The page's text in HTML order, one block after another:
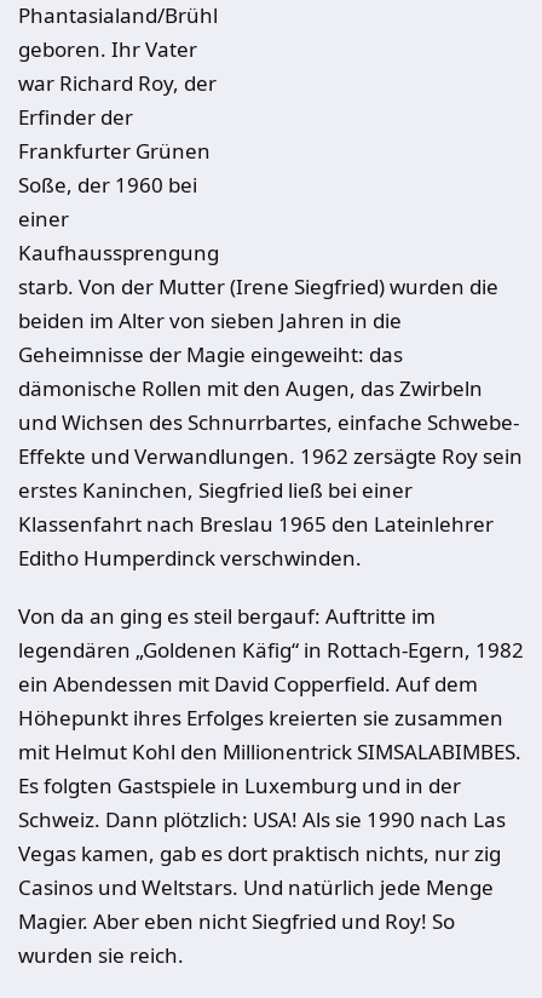
Phantasialand/Brühl
geboren. Ihr Vater
war Richard Roy, der
Erfinder der
Frankfurter Grünen
Soße, der 1960 bei
einer
Kaufhaussprengung
starb. Von der Mutter (Irene Siegfried) wurden die
beiden im Alter von sieben Jahren in die
Geheimnisse der Magie eingeweiht: das
dämonische Rollen mit den Augen, das Zwirbeln
und Wichsen des Schnurrbartes, einfache Schwebe-
Effekte und Verwandlungen. 1962 zersägte Roy sein
erstes Kaninchen, Siegfried ließ bei einer
Klassenfahrt nach Breslau 1965 den Lateinlehrer
Editho Humperdinck verschwinden.
Von da an ging es steil bergauf: Auftritte im
legendären „Goldenen Käfig“ in Rottach-Egern, 1982
ein Abendessen mit David Copperfield. Auf dem
Höhepunkt ihres Erfolges kreierten sie zusammen
mit Helmut Kohl den Millionentrick SIMSALABIMBES.
Es folgten Gastspiele in Luxemburg und in der
Schweiz. Dann plötzlich: USA! Als sie 1990 nach Las
Vegas kamen, gab es dort praktisch nichts, nur zig
Casinos und Weltstars. Und natürlich jede Menge
Magier. Aber eben nicht Siegfried und Roy! So
wurden sie reich.